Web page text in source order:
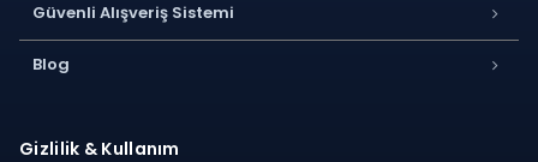
Güvenli Alışveriş Sistemi
Blog
Gizlilik & Kullanım